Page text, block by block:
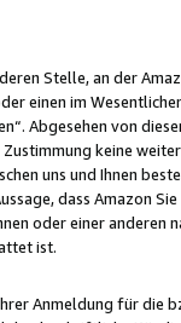
Stelle, an der
einen im
Abgesehen von
keine
uns und Ihnen
dass Amazon
oder einer
ist.
Anmeldung für die